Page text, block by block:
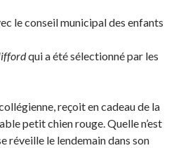
le conseil municipal des enfants
qui a été sélectionné par les
reçoit en cadeau de la
petit chien rouge. Quelle n’est
réveille le lendemain dans son